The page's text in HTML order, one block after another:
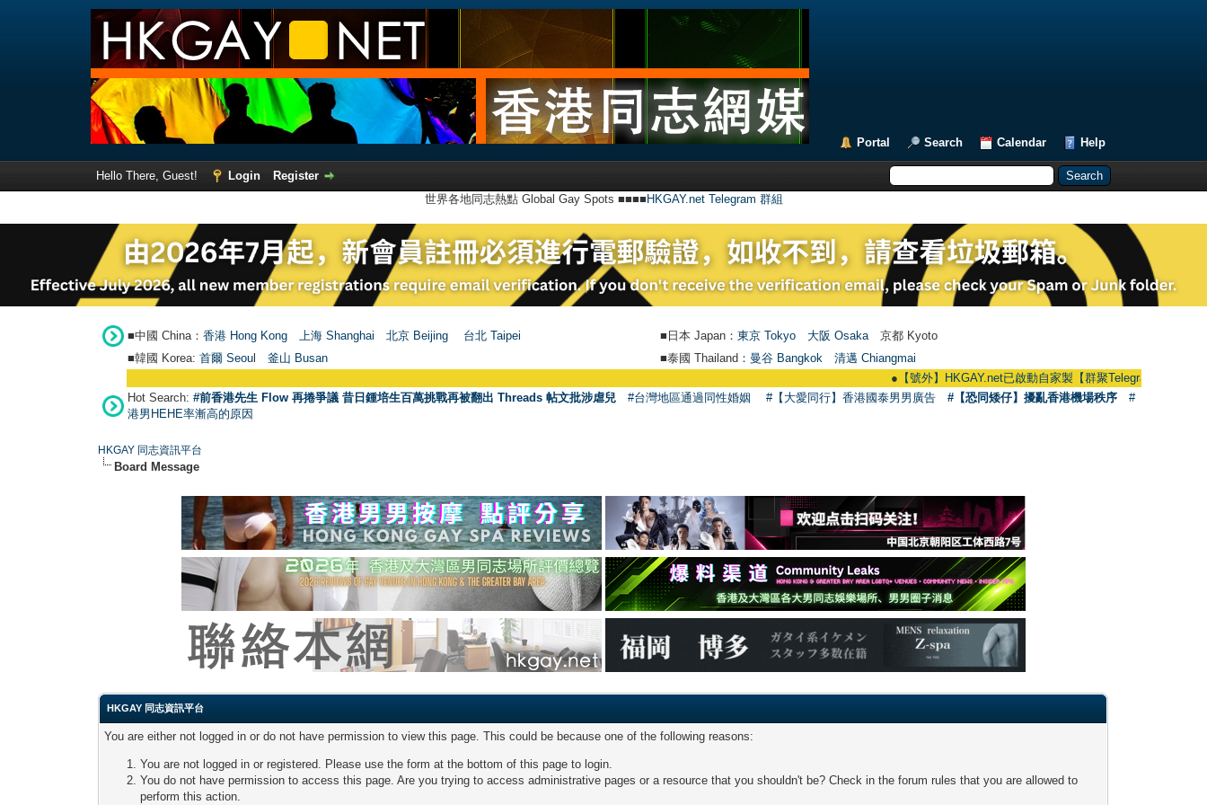
Portal Search Calendar Help
Hello There, Guest! Login
Register
世界各地同志熱點 Global Gay Spots ■■■■ HKGAY.net Telegram 群組
■中國 China： 香港 Hong Kong 上海 Shanghai 北京 Beijing 台北 Taipei ■日本 Japan： 東京 Tokyo 大阪 Osaka 京都 Kyoto
■韓國 Korea: 首爾 Seou 釜山 Busan ■泰國 Thailand： 曼谷 Bangkok
清邁 Chiangmai
【號外】HKGAY.net已啟動自家製【群聚Telegram群組】
Hot Search: #前香港先生 Flow 再捲爭議 昔日鍾培生百萬挑戰再被翻出 Threads 帖文批涉虐兒 #台灣地區通過同性婚姻 #【大愛同行】香港國泰男男廣告 #【恐同矮仔】擾亂香港機場秩序
#
港男HEHE率漸高的原因
HKGAY 同志資訊平台
Board Message
HKGAY 同志資訊平台
You are either not logged in or do not have permission to view this page. This could be because one of the following reasons:
You are not logged in or registered. Please use the form at the bottom of this page to login.
You do not have permission to access this page. Are you trying to access administrative pages or a resource that you shouldn't be? Check in the forum rules that you are allowed to
perform this action.